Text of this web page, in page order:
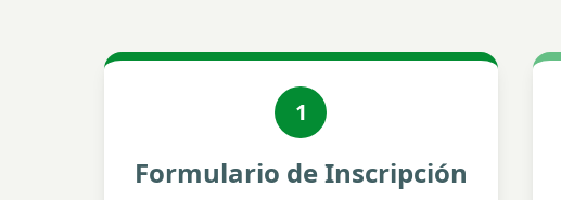
1
Formulario de Inscripción